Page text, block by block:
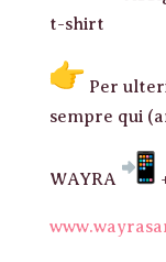
t-shirt
Per
sempre qui
WAYRA